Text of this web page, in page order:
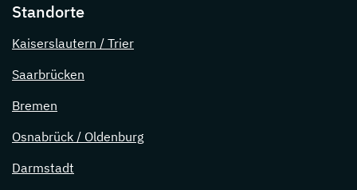
Standorte
Kaiserslautern / Trier
Saarbrücken
Bremen
Osnabrück / Oldenburg
Darmstadt